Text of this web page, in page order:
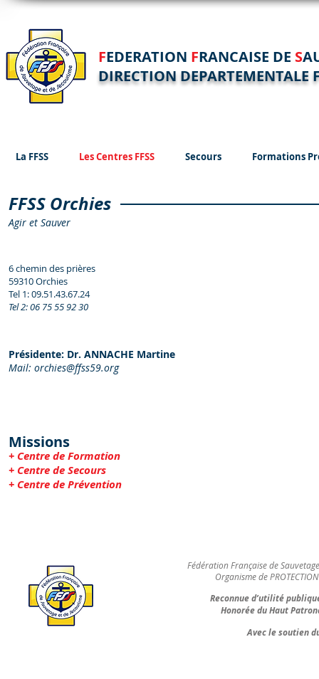
FEDERATION FRANCAISE DE S
DIRECTION DEPARTEMENTALE
La FFSS Les Centres FFSS Secours Formations
FFSS Orchies
Agir et Sauver
6 chemin des prières
59310 Orchies
Tel 1: 09.51.43.67.24
Tel 2: 06 75 55 92 30
Présidente: Dr. ANNACHE Martine
Mail: orchies@ffss59.org
Missions
+ Centre de Formation
+ Centre de Secours
+ Centre de Prévention
Fédération Française de
Organisme de
Reconnue d’utilité
Honorée du Haut
Avec le soutien